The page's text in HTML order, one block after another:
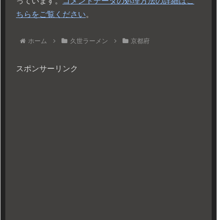
ちらをご覧ください。
ホーム 久世ラーメン 京都府
スポンサーリンク